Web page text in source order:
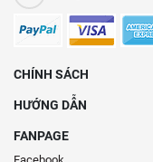
CHÍNH SÁCH
HƯỚNG DẪN
FANPAGE